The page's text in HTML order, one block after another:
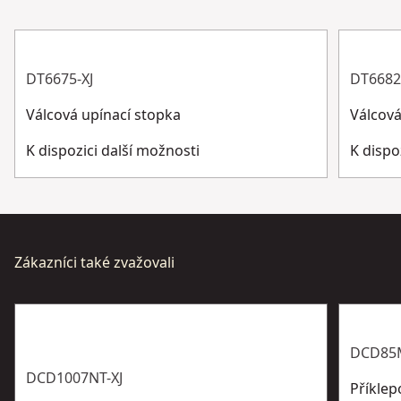
Zobrazit více
DT6675-XJ
Válcová upínací stopka
K dispozici další možnosti
K
Zákazníci také zvažovali
DCD1007NT-XJ